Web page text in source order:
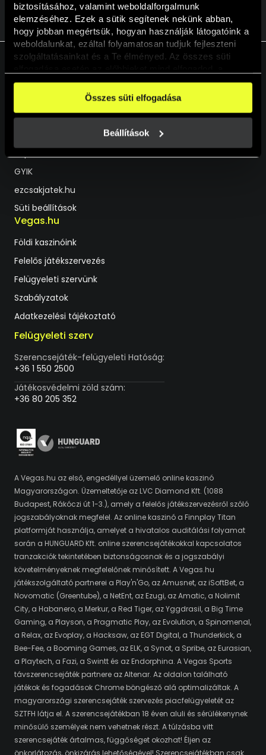
biztosításához, valamint weboldalforgalmunk
elemzéséhez. Ezek a sütik segítenek nekünk abban,
hogy jobban megértsük, hogyan használják látogatóink a
weboldalunkat, ezáltal folyamatosan tudjuk fejleszteni
szolgáltatásainkat és a Te élményed. Az összes süti
beállításokban pedig egyesével dönthethetsz arról, hogy
a weboldal használatához elengedhetetlen sütiken kívül
A weboldalainkon használt sütikről további információkat
erre a linkre kattintva a Süti tájékoztatónkban
Összes süti elfogadása
Beállítások
VISSZA A KALENDÁRIUMHOZ
Segíthetünk?
GYIK
ezcsakjatek.hu
Süti beállítások
Vegas.hu
Földi kaszinóink
Felelős játékszervezés
Felügyeleti szervünk
Szabályzatok
Adatkezelési tájékoztató
Felügyeleti szerv
Szerencsejáték-felügyeleti Hatóság:
+36 1 550 2500
Játékosvédelmi zöld szám:
+36 80 205 352
A Vegas.hu az első, engedéllyel üzemelő online kaszinó
Magyarországon. Üzemeltetője az LVC Diamond Kft. (1088
Budapest, Rákóczi út 1-3.), amely a felelős játékszervezésről szóló
jogszabályoknak megfelel. Az online kaszinó a Finnplay Titan
platformját használja, amelyet a hivatalos auditálási folyamat
során a HUNGUARD Kft. online szerencsejátékokkal kapcsolatos
tranzakciók tekintetében biztonságosnak és a jogszabályi
követelményeknek megfelelőnek minősített. A Vegas.hu
játékszolgáltató partnerei a Play'n'Go, az Amusnet, az iSoftBet, a
Novomatic (Greentube), a NetEnt, az Ezugi, az Amatic, a Nolimit
City, a Habanero, a Merkur, a Red Tiger, az Yggdrasil, a Big Time
Gaming, a Playson, a Pragmatic Play, az Evolution, a Spinomenal,
a Relax, az Evoplay, a Hacksaw, az EGT Digital, a Thunderkick, a
Bee-Fee, a Booming Games, az ELK, a Synot, a Spribe, az Eurasian,
a Playtech, a Fazi, a Swintt és az Endorphina. A Vegas Sports
távszerencsejáték partnere az Altenar. Az oldalon található
játékok és fogadások Chrome böngésző alá optimalizáltak. A
magyarországi szerencsejáték szervezés piacfelügyeletét az
SZTFH látja el. A szerencsejátékban 18 éven aluli és sérülékenynek
minősülő személyek nem vehetnek részt. A túlzásba vitt
szerencsejáték ártalmas, függőséget okozhat! Éljen az
önkorlátozás, önkizárás lehetőségével! Szerencsejátékban csak